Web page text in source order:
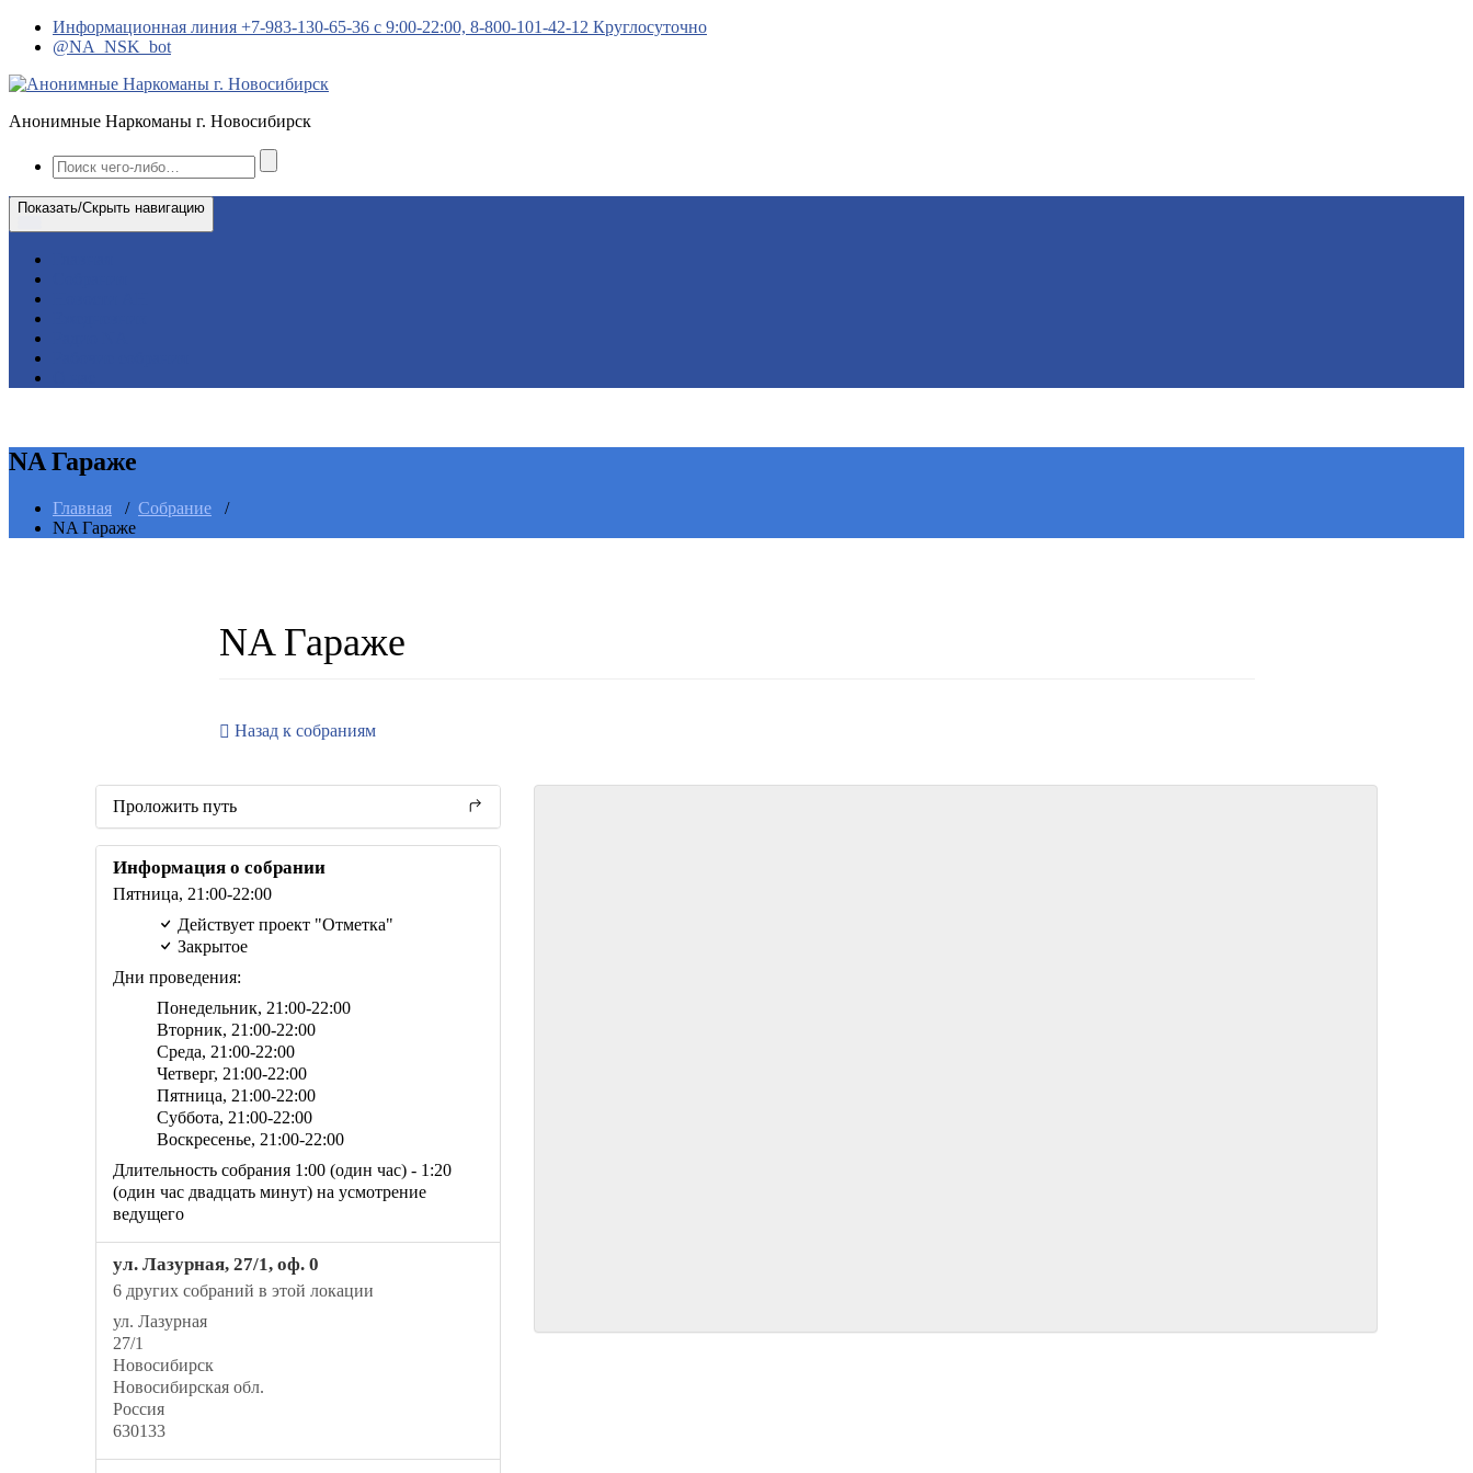
ПерейтиИнформационная линия +7-983-130-65-36 с 9:00-22:00, 8-800-101-42-12 Круглосуточно
@NA_NSK_bot
Анонимные Наркоманы г. Новосибирск
Показать/Скрыть навигацию
NA Гараже
Главная / Собрание /
NA Гараже
NA Гараже
Назад к собраниям
Проложить путь
Информация о собрании
Пятница, 21:00-22:00
Действует проект "Отметка"
Закрытое
Дни проведения:
Понедельник, 21:00-22:00
Вторник, 21:00-22:00
Среда, 21:00-22:00
Четверг, 21:00-22:00
Пятница, 21:00-22:00
Суббота, 21:00-22:00
Воскресенье, 21:00-22:00
Длительность собрания 1:00 (один час) - 1:20
(один час двадцать минут) на усмотрение
ведущего
ул. Лазурная, 27/1, оф. 0
6 других собраний в этой локации
ул. Лазурная
27/1
Новосибирск
Новосибирская обл.
Россия
630133